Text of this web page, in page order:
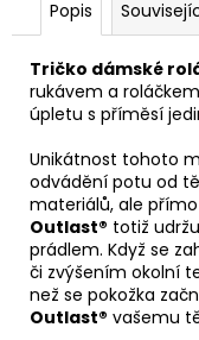
Popis
Tričko dámské
rukávem a
úpletu s příměsí
Unikátnost tohoto
odvádění potu od
materiálů, ale
Outlast® totiž
prádlem. Když se
či zvýšením okolní
než se pokožka
Outlast® vašemu